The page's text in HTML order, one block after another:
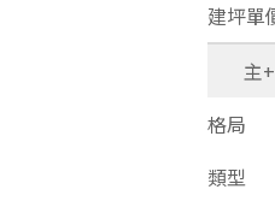
建坪單
主
格局
類型